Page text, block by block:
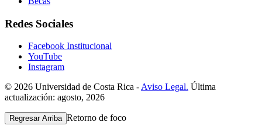
Redes Sociales
Facebook Institucional
YouTube
Instagram
© 2026 Universidad de Costa Rica - Aviso Legal. Última
actualización: agosto, 2026
Regresar Arriba Retorno de foco